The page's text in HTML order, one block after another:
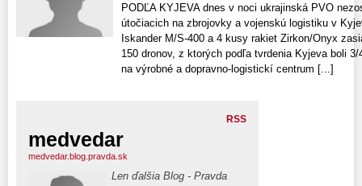
PODĽA KYJEVA dnes v noci ukrajinská PVO
útočiacich na zbrojovky a vojenskú logistiku v
Iskander M/S-400 a 4 kusy rakiet Zirkon/Onyx
150 dronov, z ktorých podľa tvrdenia Kyjeva boli
na výrobné a dopravno-logistickí centrum [...]
RSS
medvedar
medvedar.blog.pravda.sk
Len ďalšia Blog - Pravda